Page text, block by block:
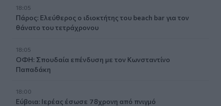
18:05
Πάρος: Ελεύθερος ο ιδιοκτήτης του beach bar για τον
θάνατο του τετράχρονου
18:05
ΟΦΗ: Σπουδαία επένδυση με τον Κωνσταντίνο
Παπαδάκη
18:00
Εύβοια: Ιερέας έσωσε 78χρονη από πνιγμό